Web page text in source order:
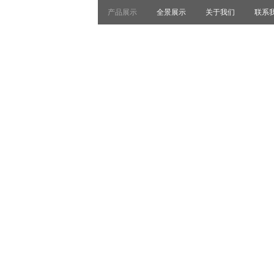
产品展示 全景展示 关于我们 联系